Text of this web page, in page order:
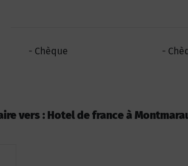
Chèque
vers : Hotel de france à